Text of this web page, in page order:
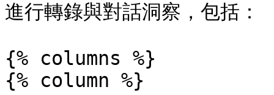
進行轉錄與對話洞察，包括：
{% columns %}
{% column %}